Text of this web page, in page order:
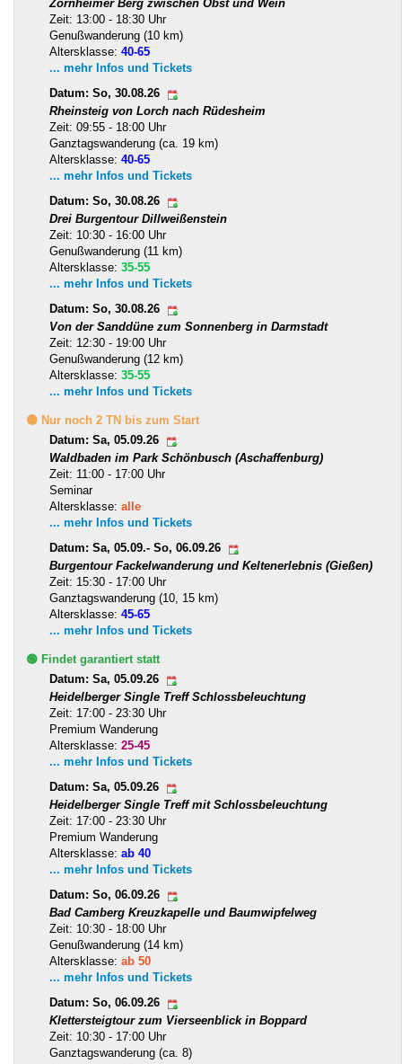
Zornheimer Berg zwischen Obst und Wein
Zeit: 13:00 - 18:30 Uhr
Genußwanderung (10 km)
Altersklasse: 40-65
... mehr Infos und Tickets
Datum: So, 30.08.26
Rheinsteig von Lorch nach Rüdesheim
Zeit: 09:55 - 18:00 Uhr
Ganztagswanderung (ca. 19 km)
Altersklasse: 40-65
... mehr Infos und Tickets
Datum: So, 30.08.26
Drei Burgentour Dillweißenstein
Zeit: 10:30 - 16:00 Uhr
Genußwanderung (11 km)
Altersklasse: 35-55
... mehr Infos und Tickets
Datum: So, 30.08.26
Von der Sanddüne zum Sonnenberg in Darmstadt
Zeit: 12:30 - 19:00 Uhr
Genußwanderung (12 km)
Altersklasse: 35-55
... mehr Infos und Tickets
🟡 Nur noch 2 TN bis zum Start
Datum: Sa, 05.09.26
Waldbaden im Park Schönbusch (Aschaffenburg)
Zeit: 11:00 - 17:00 Uhr
Seminar
Altersklasse: alle
... mehr Infos und Tickets
Datum: Sa, 05.09.- So, 06.09.26
Burgentour Fackelwanderung und Keltenerlebnis (Gießen)
Zeit: 15:30 - 17:00 Uhr
Ganztagswanderung (10, 15 km)
Altersklasse: 45-65
... mehr Infos und Tickets
🟢 Findet garantiert statt
Datum: Sa, 05.09.26
Heidelberger Single Treff Schlossbeleuchtung
Zeit: 17:00 - 23:30 Uhr
Premium Wanderung
Altersklasse: 25-45
... mehr Infos und Tickets
Datum: Sa, 05.09.26
Heidelberger Single Treff mit Schlossbeleuchtung
Zeit: 17:00 - 23:30 Uhr
Premium Wanderung
Altersklasse: ab 40
... mehr Infos und Tickets
Datum: So, 06.09.26
Bad Camberg Kreuzkapelle und Baumwipfelweg
Zeit: 10:30 - 18:00 Uhr
Genußwanderung (14 km)
Altersklasse: ab 50
... mehr Infos und Tickets
Datum: So, 06.09.26
Klettersteigtour zum Vierseenblick in Boppard
Zeit: 10:30 - 17:00 Uhr
Ganztagswanderung (ca. 8)